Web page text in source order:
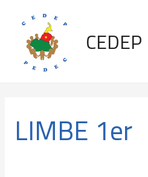
content
CEDEP
LIMBE 1er
for: